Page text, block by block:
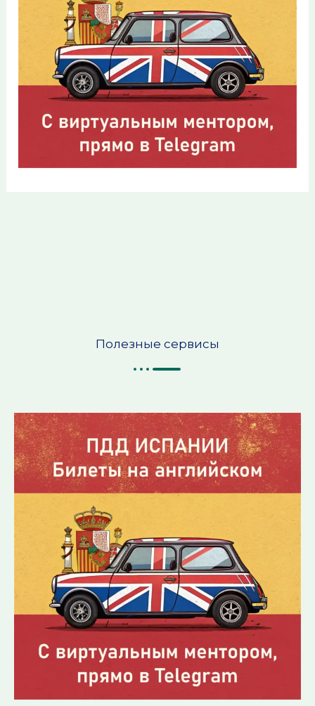
Полезные сервисы